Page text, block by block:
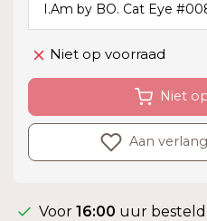
Niet op voorraad
Niet
Aan
Voor 16:00 uur